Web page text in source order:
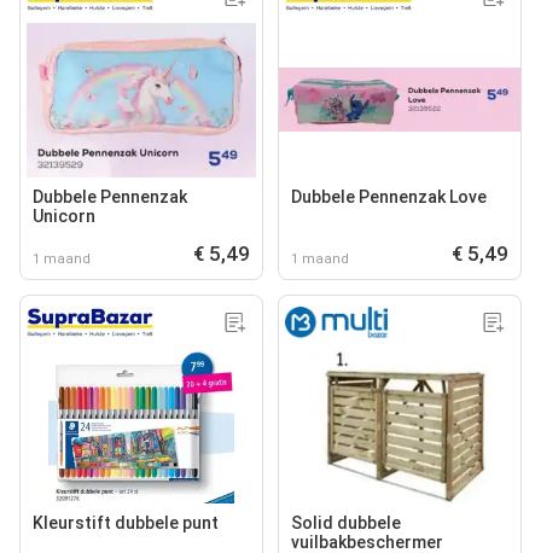
Dubbele Pennenzak
Unicorn
1 maand € 5,49
Dubbele Pennenzak Love
1 maand € 5,49
Kleurstift dubbele punt
Solid dubbele
vuilbakbeschermer